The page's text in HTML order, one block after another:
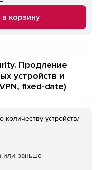
корзину
Продление
устройств и
fixed-date)
количеству устройств/
или раньше